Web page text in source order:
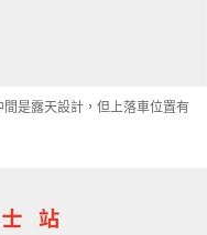
是露天設計，但上落車位置有